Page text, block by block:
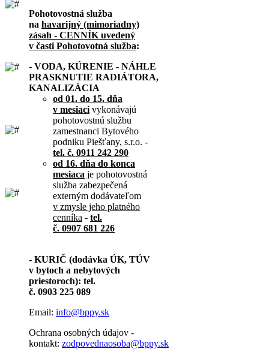
Pohotovostná služba
na havarijný (mimoriadny)
zásah - CENNÍK uvedený
v časti Pohotovotná služba:
- VODA, KÚRENIE - NÁHLE
PRASKNUTIE RADIÁTORA,
KANALIZÁCIA
od 01. do 15. dňa
v mesiaci vykonávajú
pohotovostnú službu
zamestnanci Bytového
podniku Piešťany, s.r.o. -
tel. č. 0911 242 290
od 16. dňa do konca
mesiaca je pohotovostná
služba zabezpečená
externým dodávateľom
v zmysle jeho platného
cenníka - tel.
č. 0907 681 226
- KURIČ (dodávka ÚK, TÚV
v bytoch a nebytových
priestoroch): tel.
č. 0903 225 089
Email: info@bppy.sk
Ochrana osobných údajov -
kontakt: zodpovednaosoba@bppy.sk